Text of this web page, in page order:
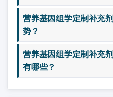
营养基因组学定制补充
势？
营养基因组学定制补充
有哪些？